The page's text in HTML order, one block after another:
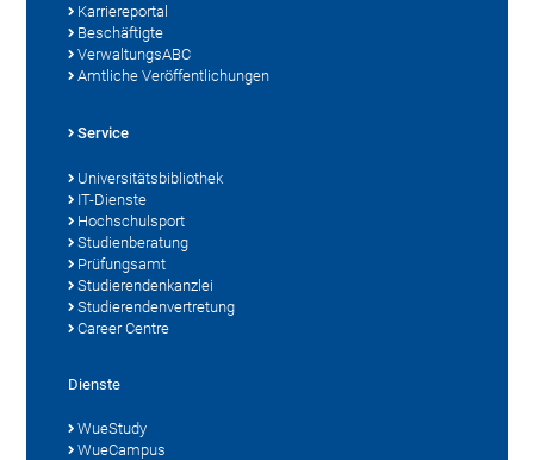
Karriereportal
Beschäftigte
VerwaltungsABC
Amtliche Veröffentlichungen
Service
Universitätsbibliothek
IT-Dienste
Hochschulsport
Studienberatung
Prüfungsamt
Studierendenkanzlei
Studierendenvertretung
Career Centre
Dienste
WueStudy
WueCampus